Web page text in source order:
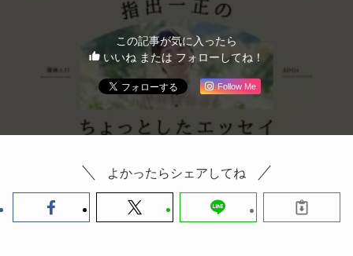
この記事が気に入ったら
いいね または フォローしてね！
Follow Me
よかったらシェアしてね